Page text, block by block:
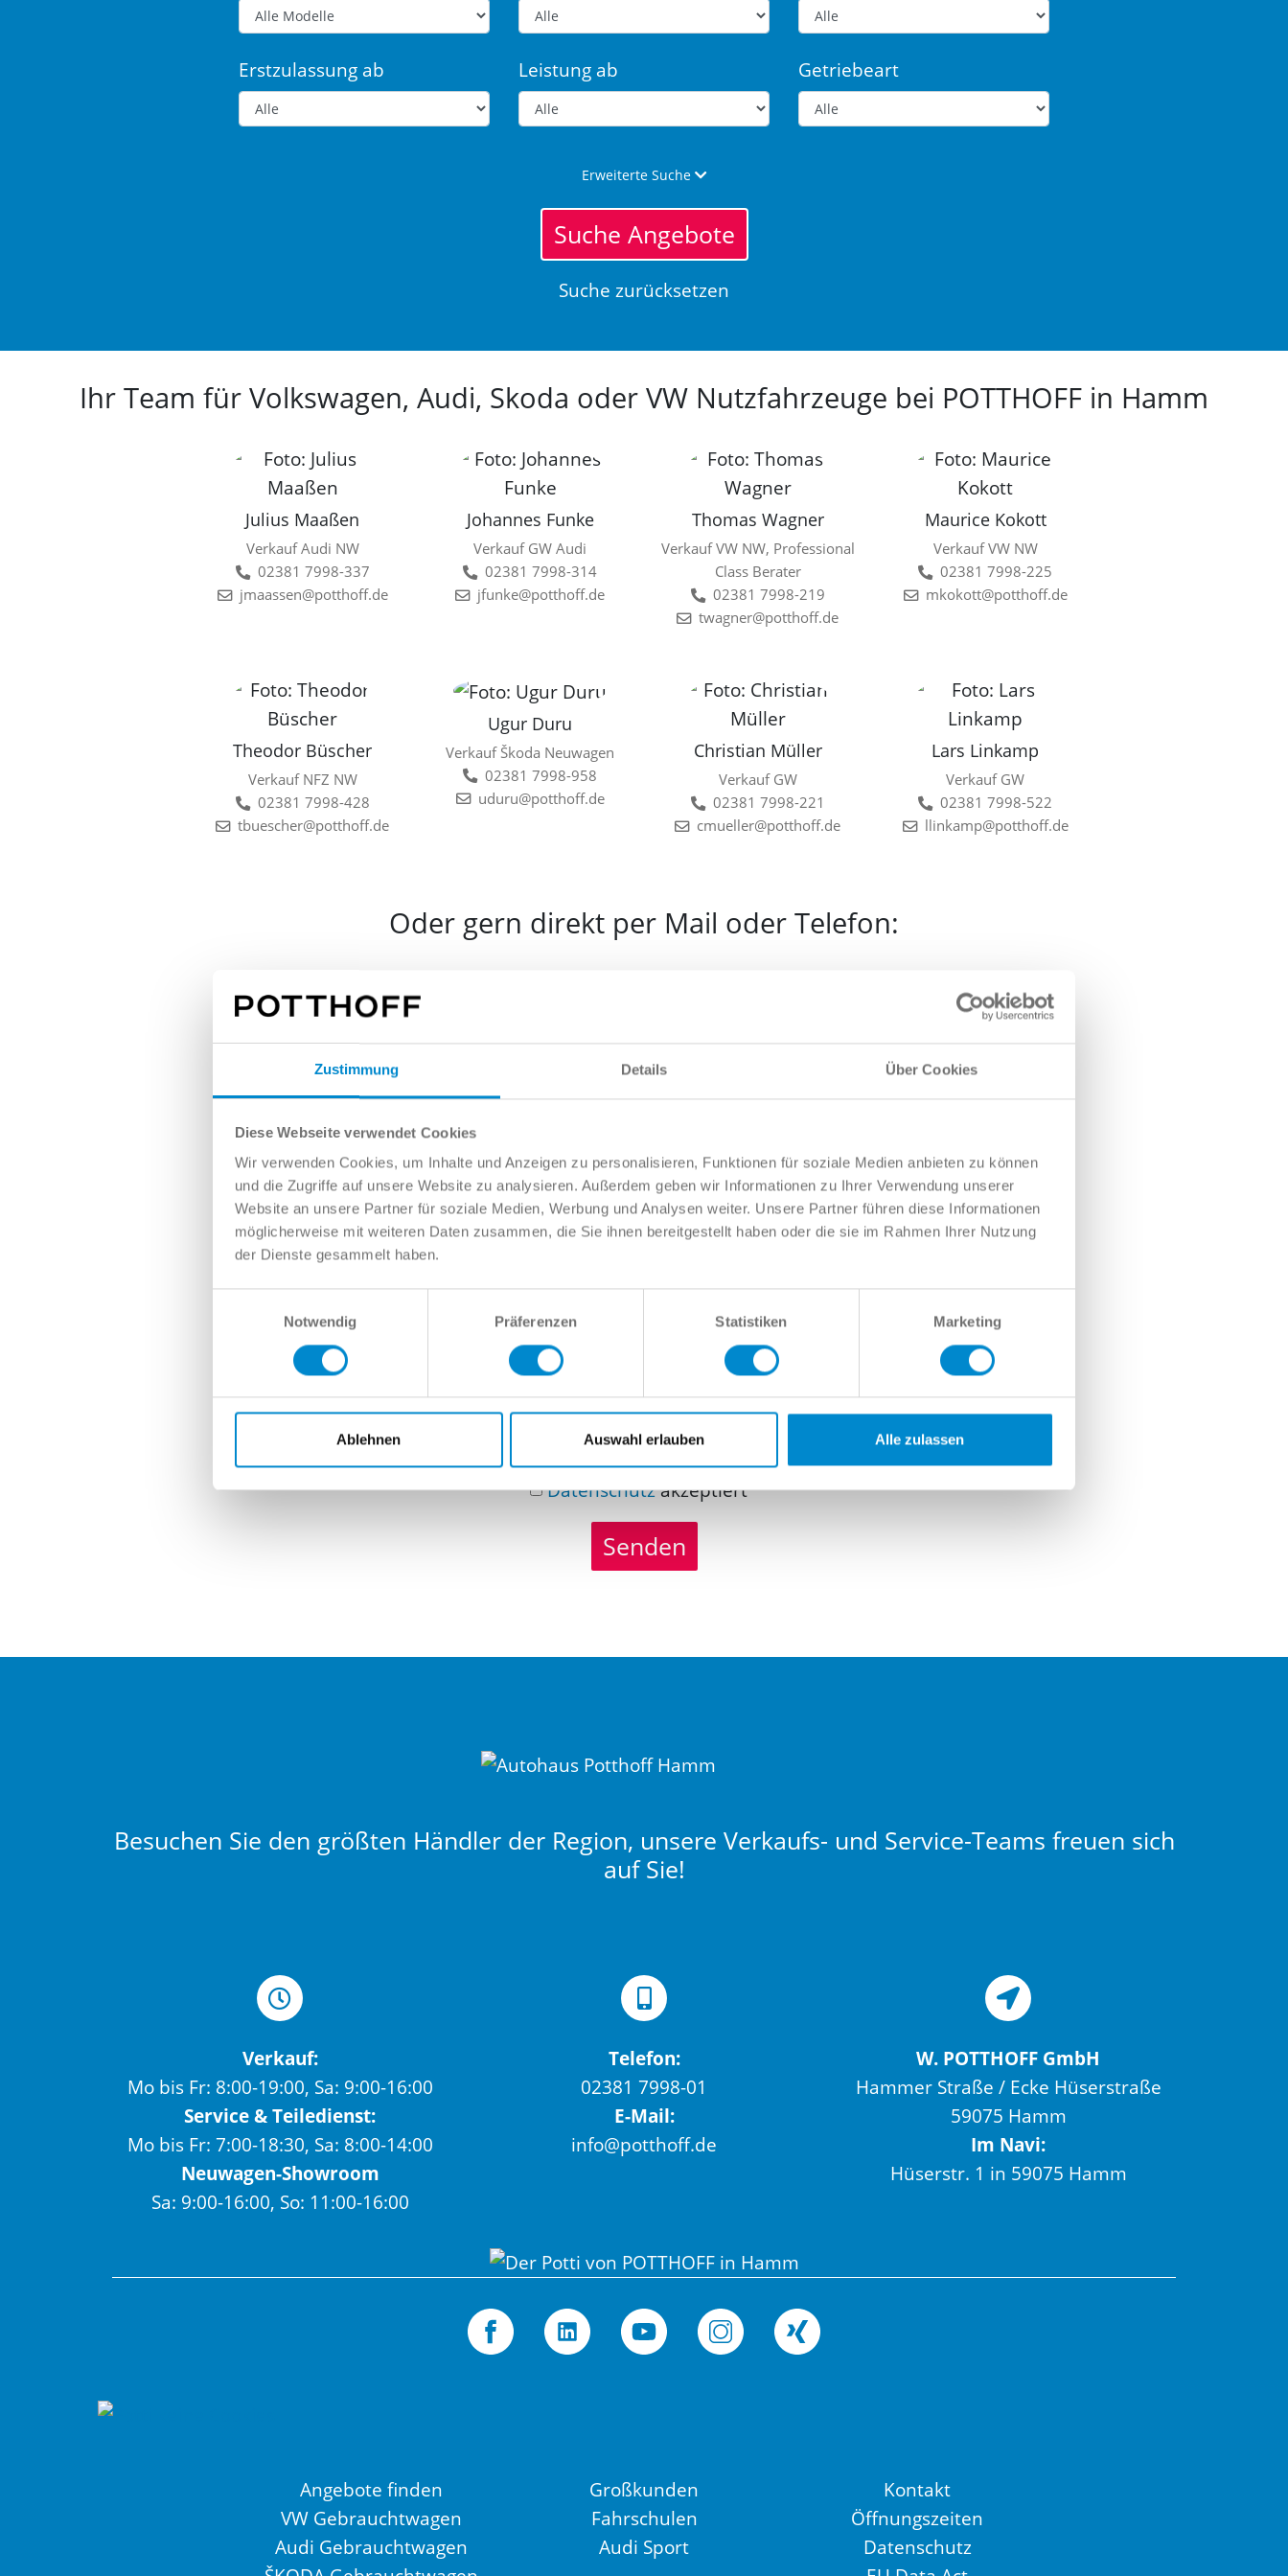
Zustimmung Details Über Cookies
Diese Webseite verwendet Cookies
Wir verwenden Cookies, um Inhalte und Anzeigen zu personalisieren, Funktionen für soziale Medien anbieten zu können
und die Zugriffe auf unsere Website zu analysieren. Außerdem geben wir Informationen zu Ihrer Verwendung unserer
Website an unsere Partner für soziale Medien, Werbung und Analysen weiter. Unsere Partner führen diese Informationen
möglicherweise mit weiteren Daten zusammen, die Sie ihnen bereitgestellt haben oder die sie im Rahmen Ihrer Nutzung
der Dienste gesammelt haben.
Notwendig
Präferenzen Statistiken Marketing
Ablehnen Auswahl erlauben Alle zulassen
Erstzulassung ab Leistung ab Getriebeart
Erweiterte Suche
Suche Angebote
Suche zurücksetzen
Ihr Team für Volkswagen, Audi, Skoda oder VW Nutzfahrzeuge bei POTTHOFF in Hamm
Julius Maaßen
Verkauf Audi NW
02381 7998-337
jmaassen@potthoff.de
Johannes Funke
Verkauf GW Audi
02381 7998-314
jfunke@potthoff.de
Thomas Wagner
Verkauf VW NW, Professional
Class Berater
02381 7998-219
twagner@potthoff.de
Maurice Kokott
Verkauf VW NW
02381 7998-225
mkokott@potthoff.de
Theodor Büscher
Verkauf NFZ NW
02381 7998-428
tbuescher@potthoff.de
Ugur Duru
Verkauf Škoda Neuwagen
02381 7998-958
uduru@potthoff.de
Christian Müller
Verkauf GW
02381 7998-221
cmueller@potthoff.de
Lars Linkamp
Verkauf GW
02381 7998-522
llinkamp@potthoff.de
Oder gern direkt per Mail oder Telefon:
Name
E-Mail
Telefonnummer
Nachricht
Datenschutzakzeptiert
Senden
Besuchen Sie den größten Händler der Region, unsere Verkaufs- und Service-Teams freuen sich
auf Sie!
Verkauf:
Mo bis Fr: 8:00-19:00, Sa: 9:00-16:00
Service & Teiledienst:
Mo bis Fr: 7:00-18:30, Sa: 8:00-14:00
Neuwagen-Showroom
Sa: 9:00-16:00, So: 11:00-16:00
Telefon:
02381 7998-01
E-Mail:
info@potthoff.de
W. POTTHOFF GmbH
Hammer Straße / Ecke Hüserstraße
59075 Hamm
Im Navi:
Hüserstr. 1 in 59075 Hamm
Angebote finden
VW Gebrauchtwagen
Audi Gebrauchtwagen
Großkunden
Fahrschulen
Audi Sport
Kontakt
Öffnungszeiten
Datenschutz